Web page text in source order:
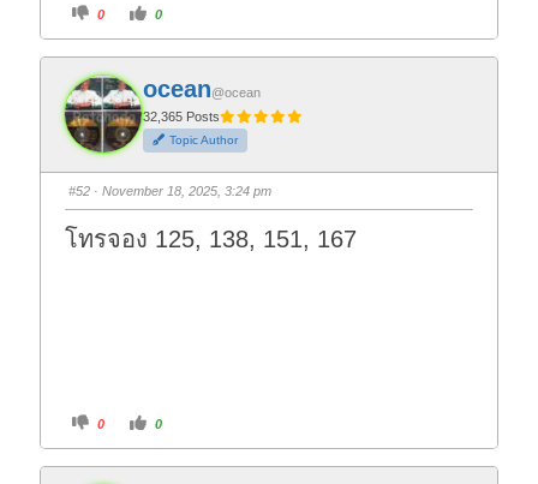
C
i
k
f
o
r
t
h
u
m
d
o
n
.
0
C
i
k
o
r
t
h
u
m
u
p
0
ocean@ocean
32,365 Posts
Topic Author
#52 · November 18, 2025, 3:24 pm
โทรจอง 125, 138, 151, 167
C
i
k
0
C
i
k
0